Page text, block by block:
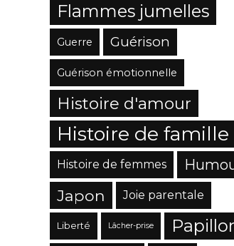
Flammes jumelles
Guerre Guérison
Guérison émotionnelle
Histoire d'amour
Histoire de famille
Histoire de femmes
Japon Joie parentale
Liberté Lâcher-prise